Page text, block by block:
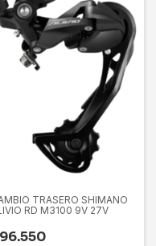
TRASERO SHIMANO
RD M3100 9V 27V